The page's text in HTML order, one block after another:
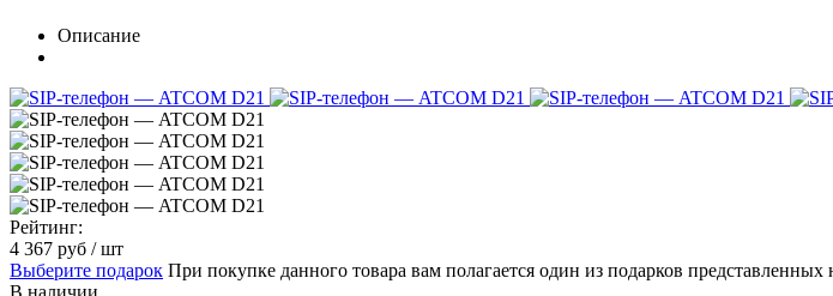
Описание
Рейтинг:
4 367 руб / шт
Выберите подарок При покупке данного товара вам полагается один из подарков представленных
В наличии